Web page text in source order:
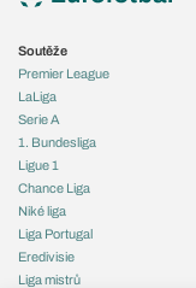
Soutěže
Premier League
LaLiga
Serie A
1. Bundesliga
Ligue 1
Chance Liga
Niké liga
Liga Portugal
Eredivisie
Liga mistrů